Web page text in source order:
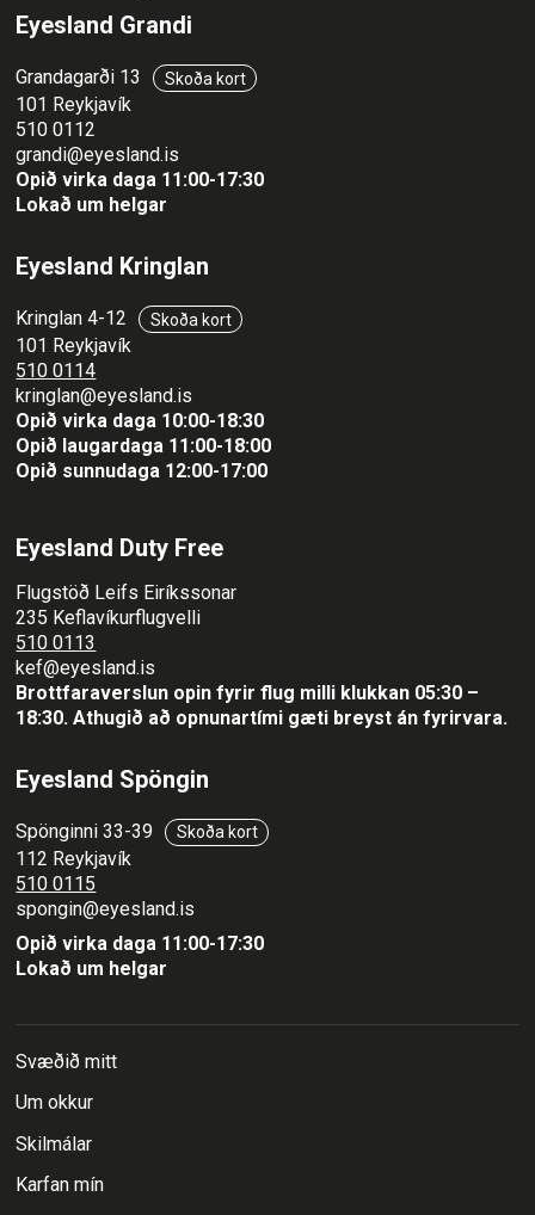
Eyesland Grandi
Grandagarði 13 Skoða kort
101 Reykjavík
510 0112
grandi@eyesland.is
Opið virka daga 11:00-17:30
Lokað um helgar
Eyesland Kringlan
Kringlan 4-12 Skoða kort
101 Reykjavík
510 0114
kringlan@eyesland.is
Opið virka daga 10:00-18:30
Opið laugardaga 11:00-18:00
Opið sunnudaga 12:00-17:00
Eyesland Duty Free
Flugstöð Leifs Eiríkssonar
235 Keflavíkurflugvelli
510 0113
kef@eyesland.is
Brottfaraverslun opin fyrir flug milli klukkan 05:30 –
18:30.Athugið að opnunartími gæti breyst án fyrirvara.
Eyesland Spöngin
Spönginni 33-39 Skoða kort
112 Reykjavík
510 0115
spongin@eyesland.is
Opið virka daga 11:00-17:30
Lokað um helgar
Svæðið mitt
Um okkur
Skilmálar
Karfan mín